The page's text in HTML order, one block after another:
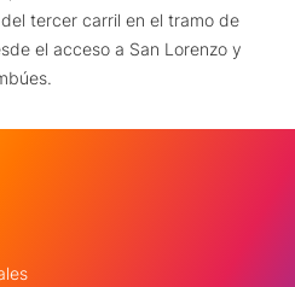
tercer carril en el tramo de
el acceso a San Lorenzo y